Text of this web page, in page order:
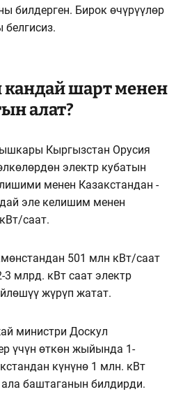
билдерген. Бирок өчүрүүлөр
шарт менен
алат?
Кыргызстан Орусия
электр кубатын
менен Казакстандан -
эле келишим менен
саат.
501 млн кВт/саат
млрд. кВт саат электр
жүрүп жатат.
министри Доскул
үчүн өткөн жыйында 1-
күнүнө 1 млн. кВт
баштаганын билдирди.